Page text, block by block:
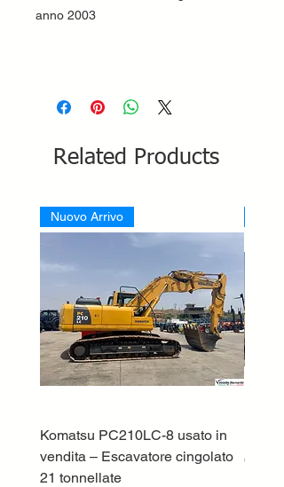
anno 2003
Related Products
Nuovo Arrivo
Komatsu PC210LC-8 usato in
vendita – Escavatore cingolato
21 tonnellate
Price